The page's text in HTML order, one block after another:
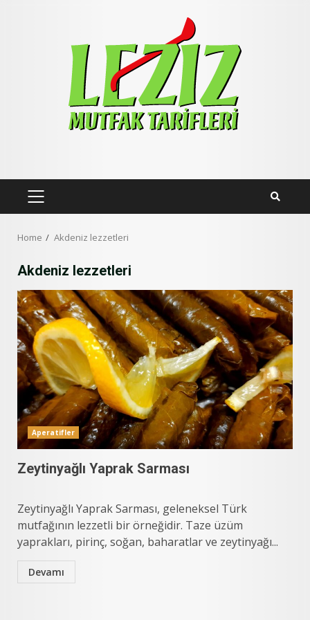
PRIMARY
Home Akdeniz lezzetleri
Akdeniz lezzetleri
Aperatifler
Zeytinyağlı Yaprak Sarması
Zeytinyağlı Yaprak Sarması, geleneksel Türk
mutfağının lezzetli bir örneğidir. Taze üzüm
yaprakları, pirinç, soğan, baharatlar ve zeytinyağı...
Devamı